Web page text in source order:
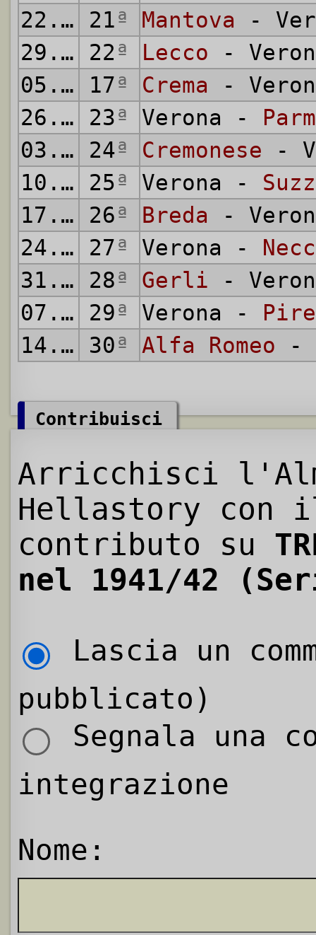
22.03.1942
21ª Mantova -
29.03.1942
22ª Lecco -
05.04.1942
17ª Crema -
26.04.1942
23ª Verona -
03.05.1942
24ª Cremonese -
10.05.1942
25ª Verona -
17.05.1942
26ª Breda -
24.05.1942
27ª Verona -
31.05.1942
28ª Gerli -
07.06.1942
29ª Verona -
14.06.1942
30ª Alfa Romeo -
Contribuisci
Arricchisci
Hellastory con
contributo su
nel 1941/42
Lascia un
pubblicato)
Segnala una
integrazione
Nome: